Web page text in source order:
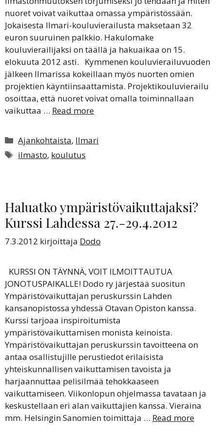
nuoret voivat vaikuttaa omassa ympäristössään.
Jokaisesta Ilmari-kouluvierailusta maksetaan 32
euron suuruinen palkkio. Hakulomake
kouluvierailijaksi on täällä ja hakuaikaa on 15.
elokuuta 2012 asti. Kymmenen kouluvierailuvuoden
jälkeen Ilmarissa kokeillaan myös nuorten omien
projektien käyntiinsaattamista. Projektikouluvierailu
osoittaa, että nuoret voivat omalla toiminnallaan
vaikuttaa … Read more
Kategoriat
Ajankohtaista, Ilmari
Avainsanat
ilmasto, koulutus
Haluatko ympäristövaikuttajaksi?
Kurssi Lahdessa 27.-29.4.2012
7.3.2012 kirjoittaja Dodo
KURSSI ON TÄYNNÄ, VOIT ILMOITTAUTUA
JONOTUSPAIKALLE! Dodo ry järjestää suositun
Ympäristövaikuttajan peruskurssin Lahden
kansanopistossa yhdessä Otavan Opiston kanssa.
Kurssi tarjoaa inspiroitumista
ympäristövaikuttamisen monista keinoista.
Ympäristövaikuttajan peruskurssin tavoitteena on
antaa osallistujille perustiedot erilaisista
yhteiskunnallisen vaikuttamisen tavoista ja
harjaannuttaa pelisilmää tehokkaaseen
vaikuttamiseen. Viikonlopun ohjelmassa tavataan ja
keskustellaan eri alan vaikuttajien kanssa. Vieraina
mm. Helsingin Sanomien toimittaja … Read more